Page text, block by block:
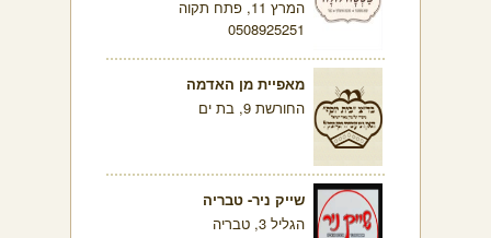
המרץ 11, פתח תקוה
0508925251
מאפיית מן האדמה
החורשת 9, בת ים
שייק ניר- טבריה
הגליל 3, טבריה